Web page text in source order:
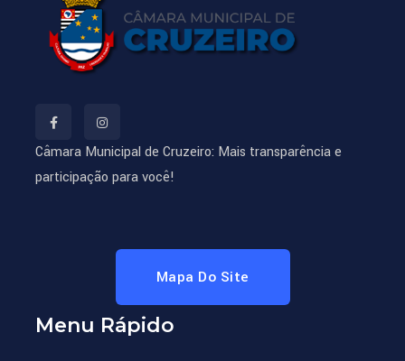
Câmara Municipal de Cruzeiro: Mais transparência e
participação para você!
Mapa Do Site
Menu Rápido